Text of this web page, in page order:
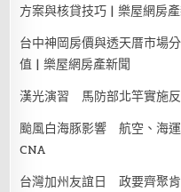
方案與核貸技巧 | 樂屋網房
台中神岡房價與透天厝市場
值 | 樂屋網房產新聞
漢光演習 馬防部北竿實施
颱風白海豚影響 航空、海
CNA
台灣加州友誼日 政要齊聚